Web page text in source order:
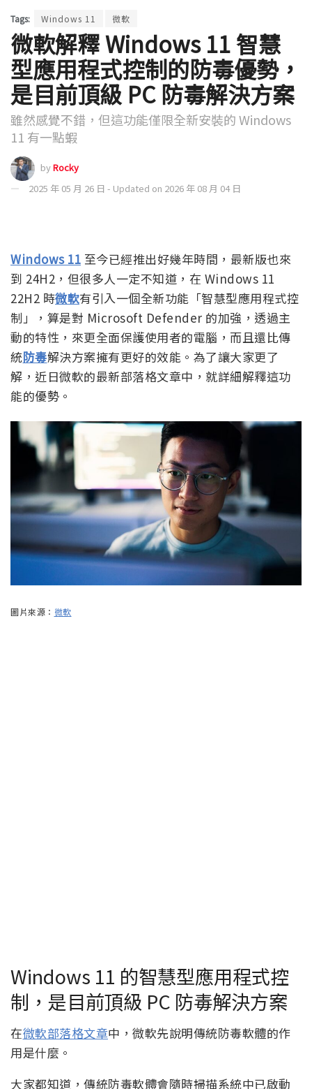
Tags: Windows 11 微軟
微軟解釋 Windows 11 智慧
型應用程式控制的防毒優勢，
是目前頂級 PC 防毒解決方案
雖然感覺不錯，但這功能僅限全新安裝的 Windows
11 有一點蝦
byRocky
2025 年 05 月 26 日 - Updated on 2026 年 08 月 04 日
Windows 11 至今已經推出好幾年時間，最新版也來
到 24H2，但很多人一定不知道，在 Windows 11
22H2 時微軟有引入一個全新功能「智慧型應用程式控
制」，算是對 Microsoft Defender 的加強，透過主
動的特性，來更全面保護使用者的電腦，而且還比傳
統防毒解決方案擁有更好的效能。為了讓大家更了
解，近日微軟的最新部落格文章中，就詳細解釋這功
能的優勢。
圖片來源： 微軟
Windows 11 的智慧型應用程式控
制，是目前頂級 PC 防毒解決方案
在微軟部落格文章中，微軟先說明傳統防毒軟體的作
用是什麼。
大家都知道，傳統防毒軟體會隨時掃描系統中已啟動